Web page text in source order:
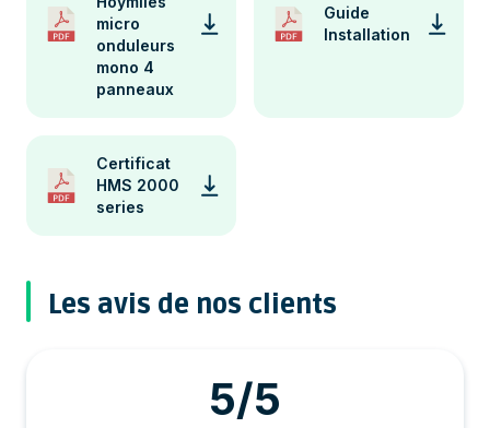
micro
onduleurs
mono 4
panneaux
Guide
Installation
Certificat
HMS 2000
series
Les avis de nos clients
5/5